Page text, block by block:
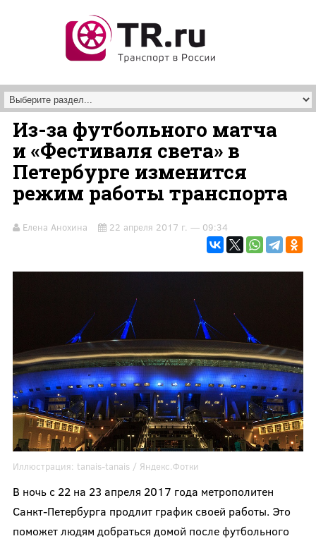
Из-за футбольного матча
и «Фестиваля света» в
Петербурге изменится
режим работы транспорта
Елена Анохина 22 апреля 2017 г. — 09:34
Иллюстрация: tanais-tanais / Яндекс.Фотки
В ночь с 22 на 23 апреля 2017 года метрополитен
Санкт-Петербурга продлит график своей работы. Это
поможет людям добраться домой после футбольного